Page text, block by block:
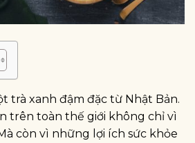
trà xanh đậm đặc từ Nhật Bản.
trên toàn thế giới không chỉ vì
còn vì những lợi ích sức khỏe